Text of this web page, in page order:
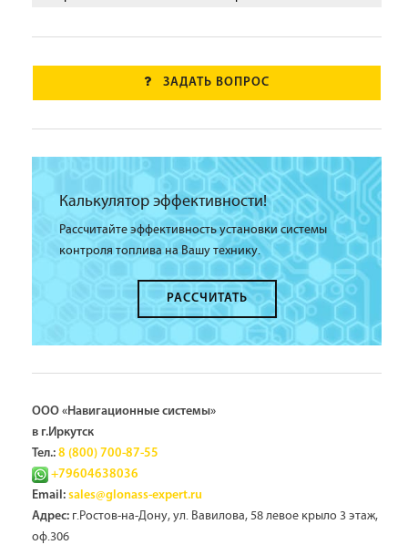
ЗАДАТЬ ВОПРОС
Калькулятор эффективности!
Рассчитайте эффективность установки системы
контроля топлива на Вашу технику.
РАССЧИТАТЬ
ООО «Навигационные системы»
в г.Иркутск
Тел.: 8 (800) 700-87-55
+79604638036
Email: sales@glonass-expert.ru
Адрес: г.Ростов-на-Дону, ул. Вавилова, 58 левое крыло 3 этаж,
оф.306